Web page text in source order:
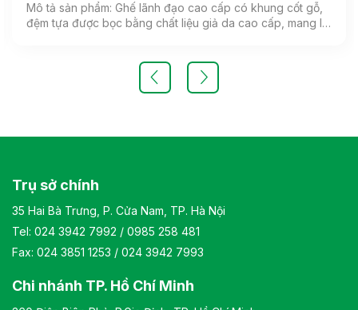
Mô tả sản phẩm: Ghế lãnh đạo cao cấp có khung cốt gỗ,
đệm tựa được bọc bằng chất liệu giả da cao cấp, mang lại
bảo tính bền vững và thẩm mỹ.( Sản phẩm nhập khẩu )
Màu sắc: Tùy chọn Chất liệu: Ghế lãnh đạo cao cấp có
Trụ sở chính
35 Hai Bà Trưng, P. Cửa Nam, TP. Hà Nội
Tel: 024 3942 7992 / 0985 258 481
Fax: 024 3851 1253 / 024 3942 7993
Chi nhánh TP. Hồ Chí Minh